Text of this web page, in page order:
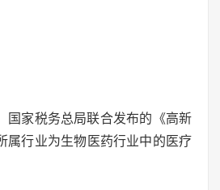
国家税务总局联合发布的《高新
属行业为生物医药行业中的医疗